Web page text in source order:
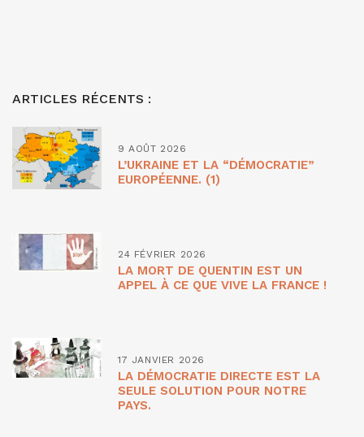
ARTICLES RÉCENTS :
9 AOÛT 2026
L’UKRAINE ET LA “DÉMOCRATIE”
EUROPÉENNE. (1)
24 FÉVRIER 2026
LA MORT DE QUENTIN EST UN
APPEL À CE QUE VIVE LA FRANCE !
17 JANVIER 2026
LA DÉMOCRATIE DIRECTE EST LA
SEULE SOLUTION POUR NOTRE
PAYS.